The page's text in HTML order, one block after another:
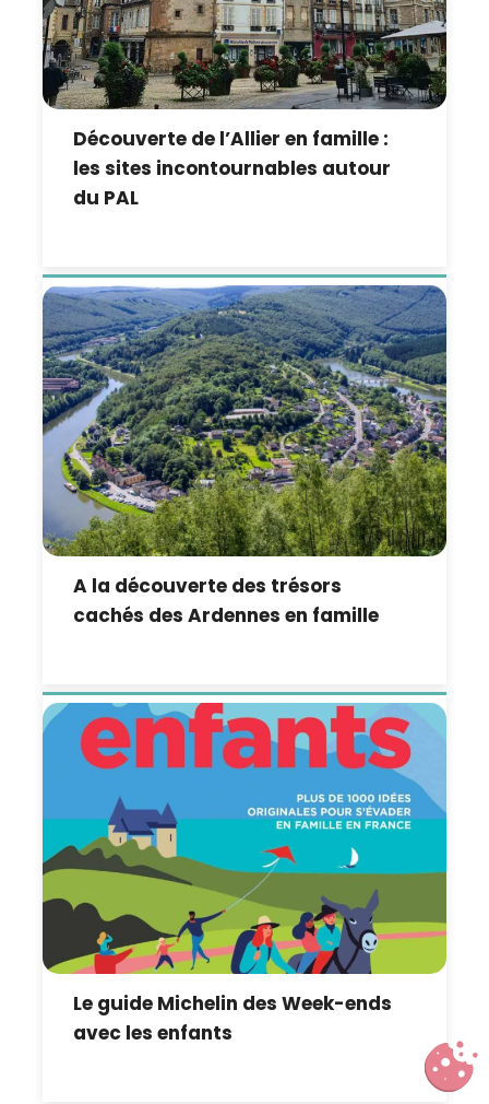
Découverte de l’Allier en famille :
les sites incontournables autour
du PAL
A la découverte des trésors
cachés des Ardennes en famille
Le guide Michelin des Week-ends
avec les enfants